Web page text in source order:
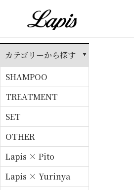
カテゴリーから探す
SHAMPOO
TREATMENT
SET
OTHER
Lapis × Pito
Lapis × Yurinya